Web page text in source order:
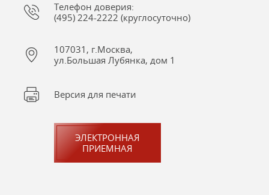
Телефон доверия:
(495) 224-2222 (круглосуточно)
107031, г.Москва,
ул.Большая Лубянка, дом 1
Версия для печати
ЭЛЕКТРОННАЯ
ПРИЕМНАЯ